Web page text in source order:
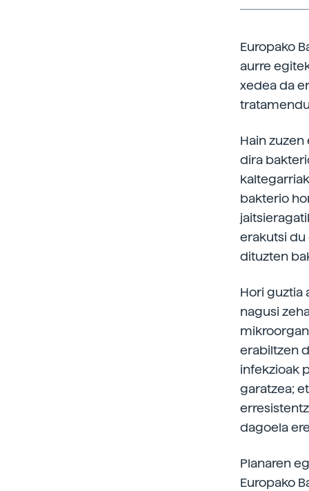
Europako
aurre
xedea da
Hain
dira
bakterio
erakutsi
dituzten
Hori guztia
nagusi
erabiltzen
infekzioak
garatzea;
dagoela
Planaren
Europako